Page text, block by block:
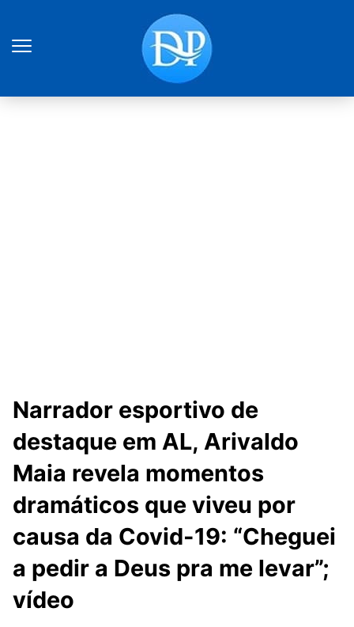
Narrador esportivo de
destaque em AL, Arivaldo
Maia revela momentos
dramáticos que viveu por
causa da Covid-19: “Cheguei
a pedir a Deus pra me levar”;
vídeo